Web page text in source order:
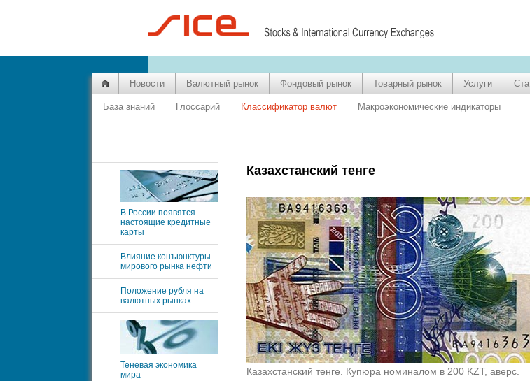
Новости Валютный рынок Фондовый рынок Товарный рынок Услуги
База знаний Глоссарий Классификатор валют Макроэкономические индикаторы
В России появятся
настоящие кредитные
карты
Влияние конъюнктуры
мирового рынка нефти
Положение рубля на
валютных рынках
Теневая экономика
мира
Казахстанский тенге
Казахстанский тенге. Купюра номиналом в 200 KZT, аверс.